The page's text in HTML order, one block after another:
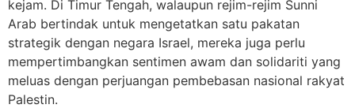
kejam. Di Timur Tengah, walaupun rejim-rejim Sunni
Arab bertindak untuk mengetatkan satu pakatan
strategik dengan negara Israel, mereka juga perlu
mempertimbangkan sentimen awam dan solidariti yang
meluas dengan perjuangan pembebasan nasional rakyat
Palestin.